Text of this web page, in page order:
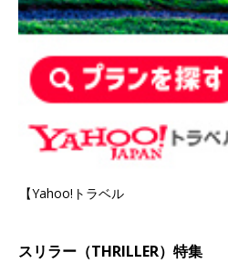
【Yahoo!トラベル
スリラー（THRILLER）特集